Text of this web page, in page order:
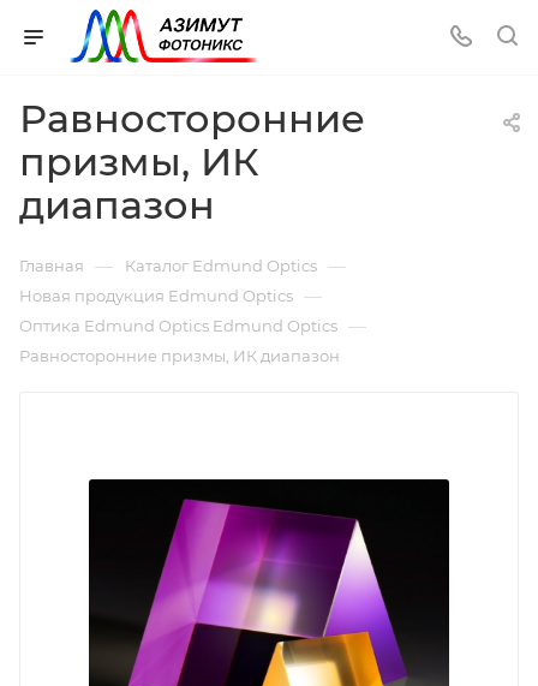
Равносторонние
призмы, ИК
диапазон
Главная — Каталог Edmund Optics —
Новая продукция Edmund Optics —
Оптика Edmund Optics Edmund Optics —
Равносторонние призмы, ИК диапазон